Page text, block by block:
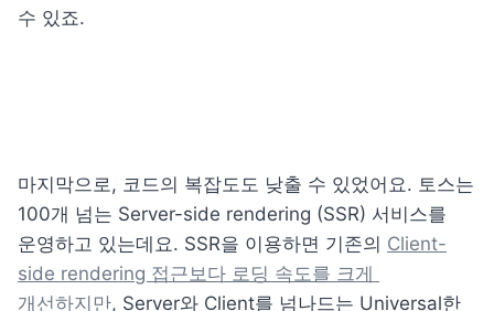
수 있죠.
마지막으로, 코드의 복잡도도 낮출 수 있었어요. 토스는
100개 넘는 Server-side rendering (SSR) 서비스를
운영하고 있는데요. SSR을 이용하면 기존의 Client-
side rendering 접근보다 로딩 속도를 크게
개선하지만, Server와 Client를 넘나드는 Universal한